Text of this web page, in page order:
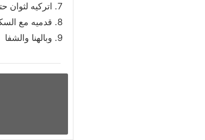
اتركيه لثوان
قدميه مع
وبالهنا والشفا